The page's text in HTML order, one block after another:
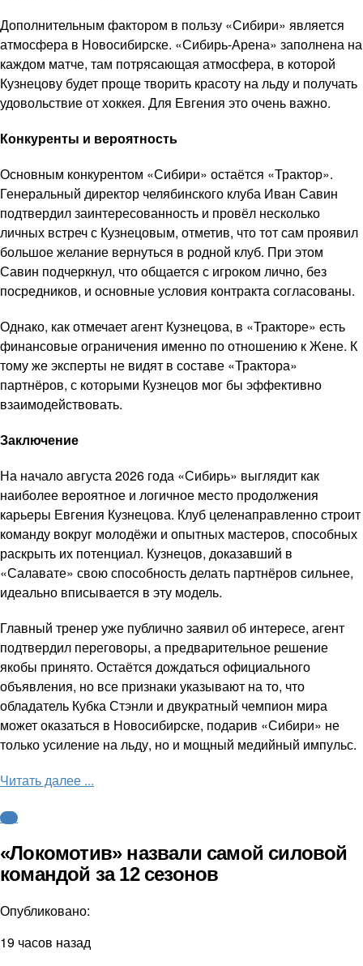
Дополнительным фактором в пользу «Сибири» является
атмосфера в Новосибирске. «Сибирь-Арена» заполнена на
каждом матче, там потрясающая атмосфера, в которой
Кузнецову будет проще творить красоту на льду и получать
удовольствие от хоккея. Для Евгения это очень важно.
Конкуренты и вероятность
Основным конкурентом «Сибири» остаётся «Трактор».
Генеральный директор челябинского клуба Иван Савин
подтвердил заинтересованность и провёл несколько
личных встреч с Кузнецовым, отметив, что тот сам проявил
большое желание вернуться в родной клуб. При этом
Савин подчеркнул, что общается с игроком лично, без
посредников, и основные условия контракта согласованы.
Однако, как отмечает агент Кузнецова, в «Тракторе» есть
финансовые ограничения именно по отношению к Жене. К
тому же эксперты не видят в составе «Трактора»
партнёров, с которыми Кузнецов мог бы эффективно
взаимодействовать.
Заключение
На начало августа 2026 года «Сибирь» выглядит как
наиболее вероятное и логичное место продолжения
карьеры Евгения Кузнецова. Клуб целенаправленно строит
команду вокруг молодёжи и опытных мастеров, способных
раскрыть их потенциал. Кузнецов, доказавший в
«Салавате» свою способность делать партнёров сильнее,
идеально вписывается в эту модель.
Главный тренер уже публично заявил об интересе, агент
подтвердил переговоры, а предварительное решение
якобы принято. Остаётся дождаться официального
объявления, но все признаки указывают на то, что
обладатель Кубка Стэнли и двукратный чемпион мира
может оказаться в Новосибирске, подарив «Сибири» не
только усиление на льду, но и мощный медийный импульс.
Читать далее ...
КХЛ
«Локомотив» назвали самой силовой
командой за 12 сезонов
Опубликовано:
19 часов назад